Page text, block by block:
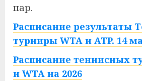
пар.
Расписание результаты
турниры WTA и ATP. 14
Расписание теннисных
и WTA на 2026